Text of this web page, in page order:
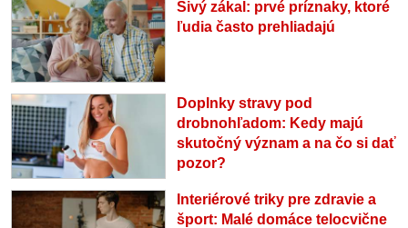
Sivý zákal: prvé príznaky, ktoré
ľudia často prehliadajú
Doplnky stravy pod
drobnohľadom: Kedy majú
skutočný význam a na čo si dať
pozor?
Interiérové triky pre zdravie a
šport: Malé domáce telocvične